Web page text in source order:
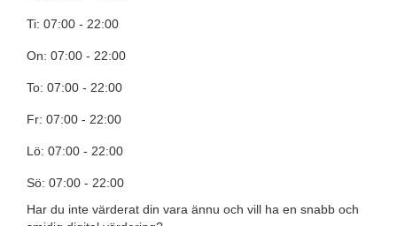
Ti: 07:00 - 22:00
On: 07:00 - 22:00
To: 07:00 - 22:00
Fr: 07:00 - 22:00
Lö: 07:00 - 22:00
Sö: 07:00 - 22:00
Har du inte värderat din vara ännu och vill ha en snabb och